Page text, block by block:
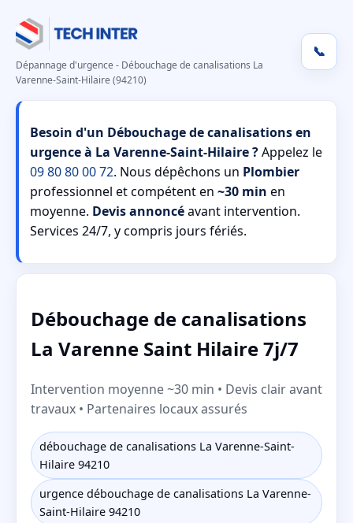
Dépannage d'urgence - Débouchage de canalisations La
Varenne-Saint-Hilaire (94210)
📞
Besoin d'un Débouchage de canalisations en
urgence à La Varenne-Saint-Hilaire ?Appelez le
09 80 80 00 72. Nous dépêchons un Plombier
professionnel et compétent en ~30 min en
moyenne. Devis annoncéavant intervention.
Services 24/7, y compris jours fériés.
Débouchage de canalisations
La Varenne Saint Hilaire 7j/7
Intervention moyenne ~30 min • Devis clair avant
travaux • Partenaires locaux assurés
débouchage de canalisations La Varenne-Saint-
Hilaire 94210
urgence débouchage de canalisations La Varenne-
Saint-Hilaire 94210